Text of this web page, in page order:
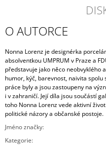
O AUTORCE
Nonna Lorenz je designérka
absolventkou UMPRUM v Praze a
představuje jako něco neobvyklého
humor, kýč, barevnost, naivita
práce byly a jsou zastoupeny na
i v zahraničí. Její díla jsou součástí
toho Nonna Lorenz vede aktivní
politické názory a občanské postoje.
Jméno značky:
Kategorie: